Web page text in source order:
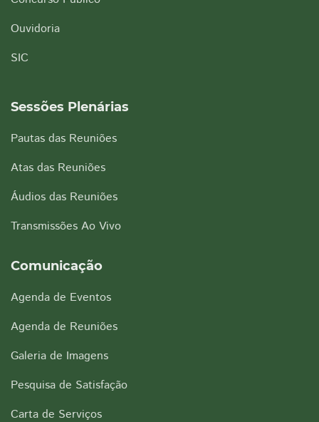
Ouvidoria
SIC
Sessões Plenárias
Pautas das Reuniões
Atas das Reuniões
Áudios das Reuniões
Transmissões Ao Vivo
Comunicação
Agenda de Eventos
Agenda de Reuniões
Galeria de Imagens
Pesquisa de Satisfação
Carta de Serviços